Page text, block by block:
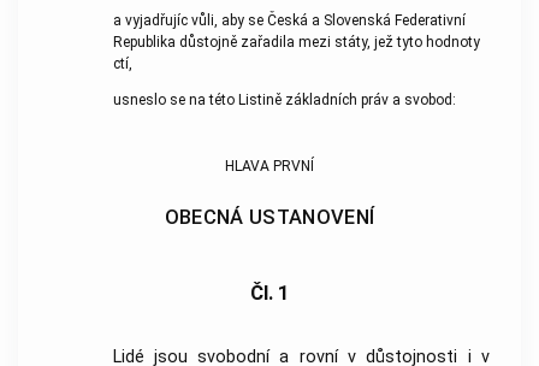
a vyjadřujíc vůli, aby se Česká a Slovenská Federativní
Republika důstojně zařadila mezi státy, jež tyto hodnoty
ctí,
usneslo se na této Listině základních práv a svobod:
HLAVA PRVNÍ
OBECNÁ USTANOVENÍ
Čl. 1
Lidé jsou svobodní a rovní v důstojnosti i v